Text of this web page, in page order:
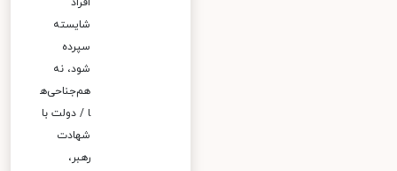
شایسته
سپرده
شود، نه
هم‌جناحی‌ه
ا / دولت با
شهادت
رهبر،